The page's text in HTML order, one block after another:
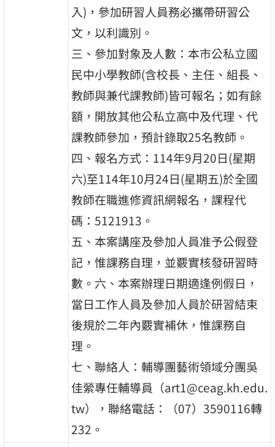
入)，參加研習人員務必攜帶研習公
文，以利識別。
三、參加對象及人數：本市公私立國
民中小學教師(含校長、主任、組長、
教師與兼代課教師)皆可報名；如有餘
額，開放其他公私立高中及代理、代
課教師參加，預計錄取25名教師。
四、報名方式：114年9月20日(星期
六)至114年10月24日(星期五)於全國
教師在職進修資訊網報名，課程代
碼：5121913。
五、本案講座及參加人員准予公假登
記，惟課務自理，並覈實核發研習時
數。六、本案辦理日期適逢例假日，
當日工作人員及參加人員於研習結束
後規於二年內覈實補休，惟課務自
理。
七、聯絡人：輔導團藝術領域分團吳
佳縈專任輔導員（art1@ceag.kh.edu.
tw），聯絡電話：（07）3590116轉
232。